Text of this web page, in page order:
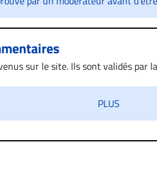
sur le site. Ils sont validés par
le commentaire sera retiré sur le
pour publier, dans les mêmes
PLUS